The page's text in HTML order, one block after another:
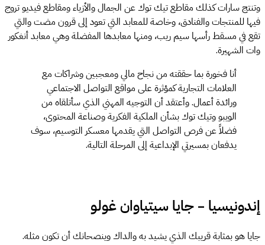
وتنتج سارات كذلك مقاطع تيك توك عن الجمال والأزياء ومقاطع فيديو تروج
فيها للمنتجات والفنادق، وخاصة للمعابد التي تعود إلى قرون مضت والتي
تقع في مسقط رأسها سيم ريب، ومنها معابدها المفضلة وهي معابد أنغكور
وات الشهيرة.
أنا فخورة بما حققته من نجاح مالي ومعجبين وشراكات مع
العلامات التجارية كمؤثرة على مواقع التواصل الاجتماعي
ورائدة أعمال. وأعتقد أن التوجيه المهني الذي سأتلقاه من
الويبو وتيك توك بشأن الملكية الفكرية وصناعة المحتوى،
فضلاً عن فرص التواصل التي يقدمها معسكر التوسيم، سوف
يدفعان بمسيرتي الإبداعية إلى المرحلة التالية.
إندونيسيا – جايا سيتياوان غولو
جايا هو بمثابة قريبك الذي يشيد به والداك وينصحانك أن تكون مثله.